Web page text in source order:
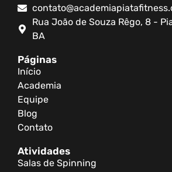
Rua João de Souza Rêgo, 8 -
BA
Páginas
Início
Academia
Equipe
Blog
Contato
Atividades
Salas de Spinning